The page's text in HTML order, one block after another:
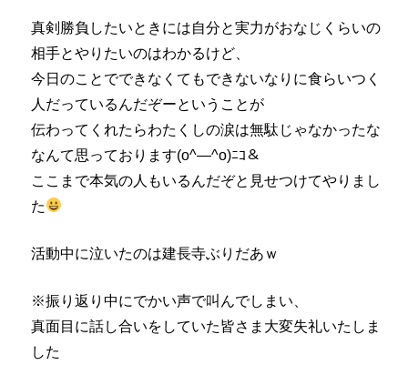
真剣勝負したいときには自分と実力がおなじくらいの
相手とやりたいのはわかるけど、
今日のことでできなくてもできないなりに食らいつく
人だっているんだぞーということが
伝わってくれたらわたくしの涙は無駄じゃなかったな
なんて思っております(o^―^o)ﾆｺ＆
ここまで本気の人もいるんだぞと見せつけてやりまし
た
活動中に泣いたのは建長寺ぶりだあｗ
※振り返り中にでかい声で叫んでしまい、
真面目に話し合いをしていた皆さま大変失礼いたしま
した